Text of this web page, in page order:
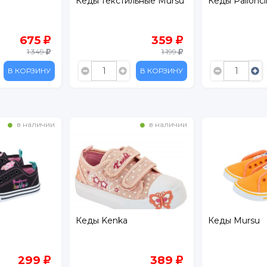
675
1 349
В КОРЗИНУ
359
1 199
В КОРЗИНУ
в наличии
299
в наличии
Кеды Kenka
389
Кеды Mursu